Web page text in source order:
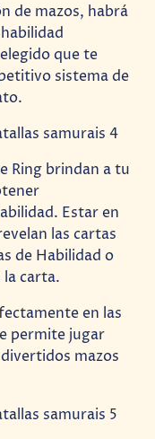
de mazos, habrá
que te
sistema de
Ring brindan a tu
Estar en
las cartas
de Habilidad o
la carta.
en las
permite jugar
mazos